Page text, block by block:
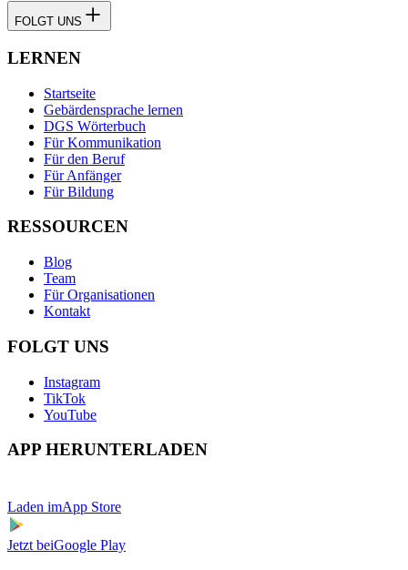
FOLGT UNS
LERNEN
Startseite
Gebärdensprache lernen
DGS Wörterbuch
Für Kommunikation
Für den Beruf
Für Anfänger
Für Bildung
RESSOURCEN
Blog
Team
Für Organisationen
Kontakt
FOLGT UNS
Instagram
TikTok
YouTube
APP HERUNTERLADEN
Laden imApp Store
Jetzt beiGoogle Play